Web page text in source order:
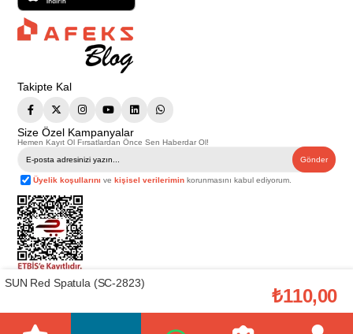
Takipte Kal
Size Özel Kampanyalar
Hemen Kayıt Ol Fırsatlardan Önce Sen Haberdar Ol!
Gönder
Üyelik koşullarını vekişisel verilerimin korunmasını kabul ediyorum.
Telif Hakkı © 2026Afeks Yapı Market
. Tüm hakları saklıdır.
Bu web sitesindeki tüm ürünler ticari amaçlıdır. Web sitemizde yer alan
görsel ve yazılı içerikler firmamıza ait olup, firmamızın yazılı izni alınmadan
başka yerlerde kullanılamaz. İçeriklerin izin alınmadan kopyalanması ve
SUN Red Spatula (SC-2823)
₺110,00